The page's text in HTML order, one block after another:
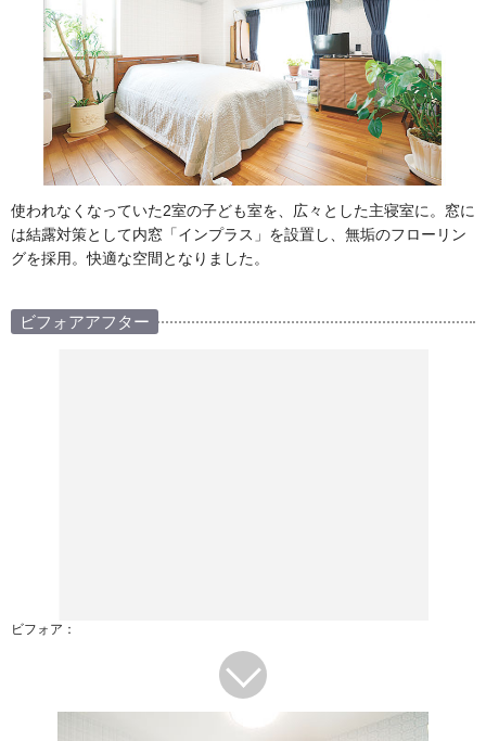
使われなくなっていた2室の子ども室を、広々とした主寝室に。窓に
は結露対策として内窓「インプラス」を設置し、無垢のフローリン
グを採用。快適な空間となりました。
ビフォアアフター
ビフォア：